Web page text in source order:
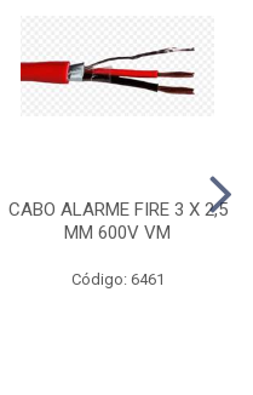
CABO ALARME FIRE 3 X 2,5
MM 600V VM
Código: 6461